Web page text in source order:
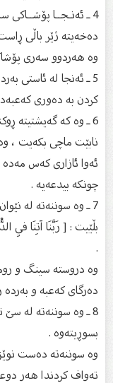
4 ـ ئەنـجــا پۆشــاكی
دەخەیتە ژێر باڵی
وە هەردوو سەری
5 ـ ئەنجا لە ئاستی
كردن بە دەوری
6 ـ وە كە گەیشتیتە
نابێت ماچی بكەیت ،
ئەوا ئازاری كەس
چونكە بیدعەیە .
7 ـ وە سوننەتە لە
بڵێیت : [ رَبَّنَا آتِنَا فِي
وە دروستە سینگ و
دەرگای كەعبە و
8 ـ وە سوننەتە لە سێ‌
بسوڕیتەوە .
وە سوننەتە دەست
تەواف كردندا هەر